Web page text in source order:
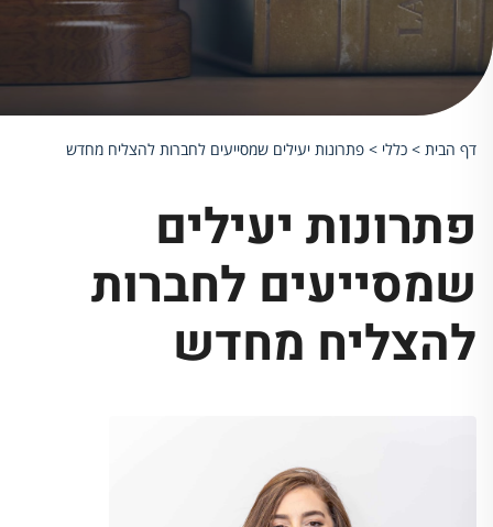
דף הבית > כללי > פתרונות יעילים שמסייעים לחברות להצליח מחדש
פתרונות יעילים
שמסייעים לחברות
להצליח מחדש